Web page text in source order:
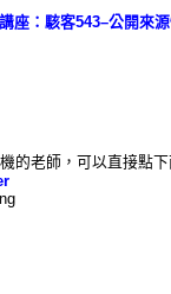
座：駭客543–公開來
的老師，可以直接點